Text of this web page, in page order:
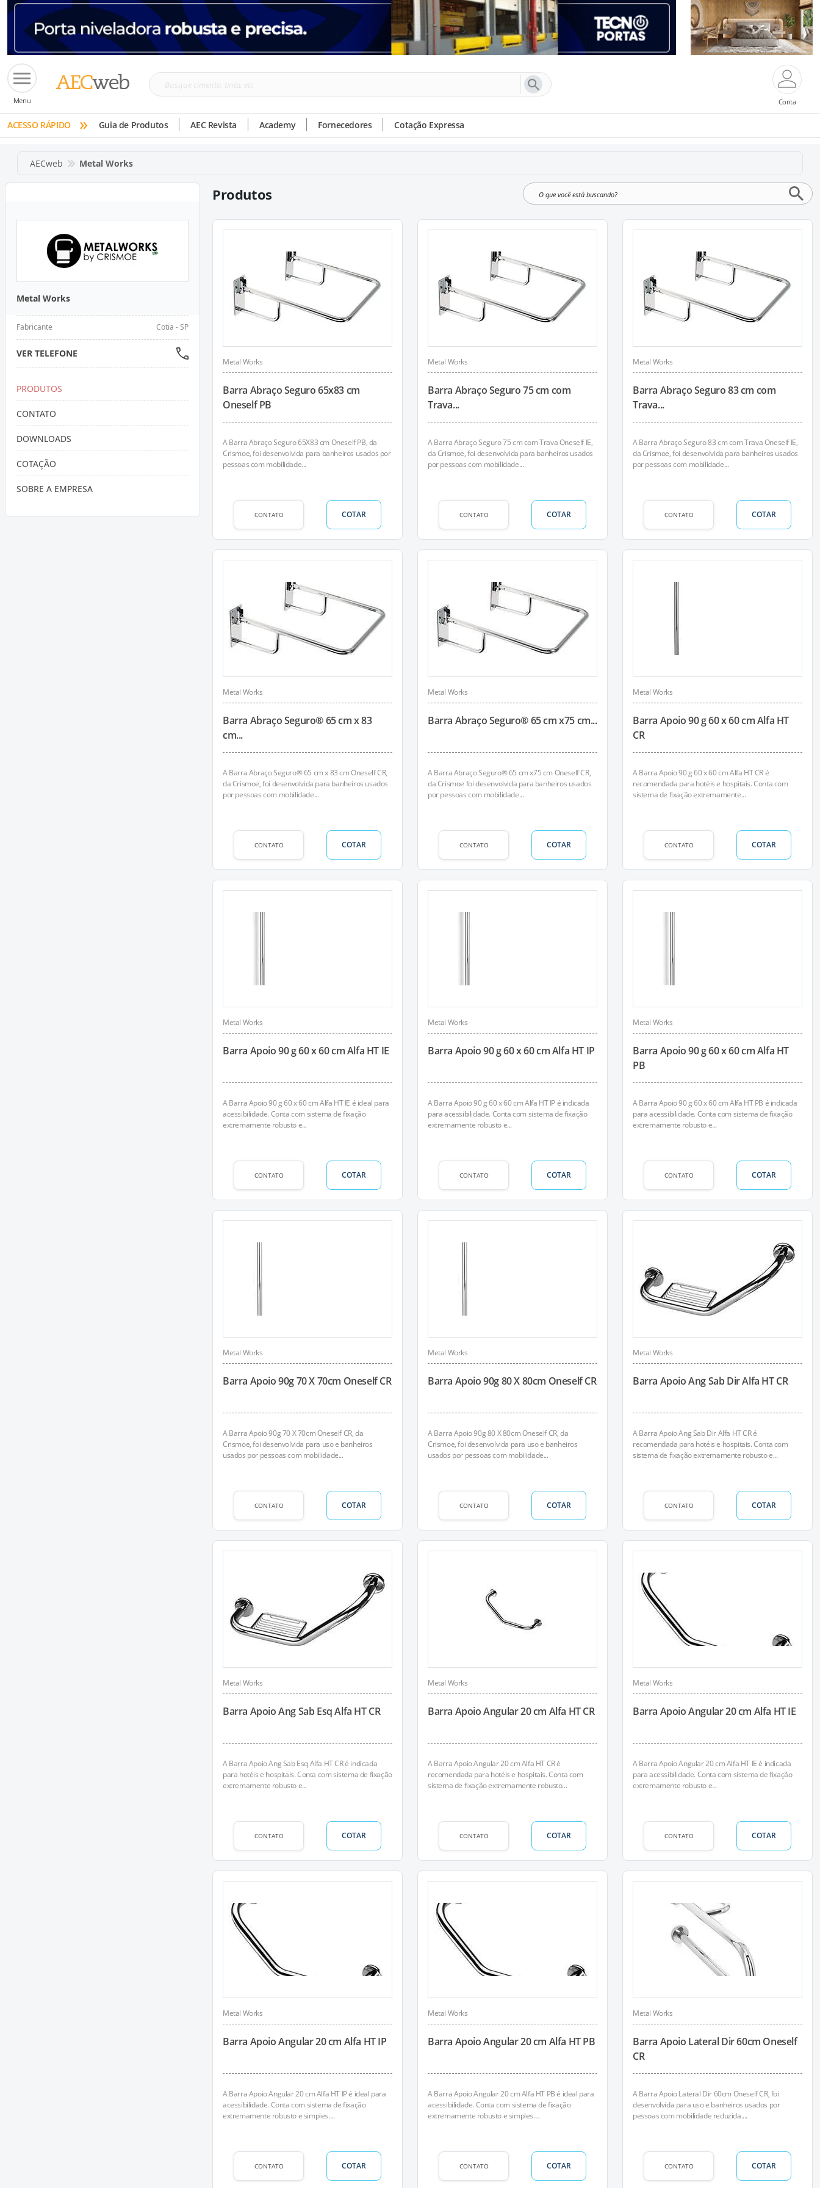
Menu
Busque
tinta,
etc
Conta
ACESSO RÁPIDO » Guia de Produtos AEC Revista Academy Fornecedores Cotação Expressa
AECweb Metal Works
Metal Works
Fabricante Cotia - SP
VER TELEFONE
PRODUTOS
CONTATO
DOWNLOADS
COTAÇÃO
SOBRE A EMPRESA
Produtos
Metal Works
Barra Abraço Seguro 65x83 cm
Oneself PB
A Barra Abraço Seguro 65X83 cm Oneself PB, da
Crismoe, foi desenvolvida para banheiros usados por
pessoas com mobilidade...
CONTATO COTAR
Metal Works
Barra Abraço Seguro 75 cm com
Trava...
A Barra Abraço Seguro 75 cm com Trava Oneself IE,
da Crismoe, foi desenvolvida para banheiros usados
por pessoas com mobilidade...
CONTATO COTAR
Metal Works
Barra Abraço Seguro 83 cm com
Trava...
A Barra Abraço Seguro 83 cm com Trava Oneself IE,
da Crismoe, foi desenvolvida para banheiros usados
por pessoas com mobilidade...
CONTATO COTAR
Metal Works
Barra Abraço Seguro® 65 cm x 83
cm...
A Barra Abraço Seguro® 65 cm x 83 cm Oneself CR,
da Crismoe, foi desenvolvida para banheiros usados
por pessoas com mobilidade...
CONTATO COTAR
Metal Works
Barra Abraço Seguro® 65 cm x75 cm...
A Barra Abraço Seguro® 65 cm x75 cm Oneself CR,
da Crismoe foi desenvolvida para banheiros usados
por pessoas com mobilidade...
CONTATO COTAR
Metal Works
Barra Apoio 90 g 60 x 60 cm Alfa HT
CR
A Barra Apoio 90 g 60 x 60 cm Alfa HT CR é
recomendada para hotéis e hospitais. Conta com
sistema de fixação extremamente...
CONTATO COTAR
Metal Works
Barra Apoio 90 g 60 x 60 cm Alfa HT IE
A Barra Apoio 90 g 60 x 60 cm Alfa HT IE é ideal para
acessibilidade. Conta com sistema de fixação
extremamente robusto e...
CONTATO COTAR
Metal Works
Barra Apoio 90 g 60 x 60 cm Alfa HT IP
A Barra Apoio 90 g 60 x 60 cm Alfa HT IP é indicada
para acessibilidade. Conta com sistema de fixação
extremamente robusto e...
CONTATO COTAR
Metal Works
Barra Apoio 90 g 60 x 60 cm Alfa HT
PB
A Barra Apoio 90 g 60 x 60 cm Alfa HT PB é indicada
para acessibilidade. Conta com sistema de fixação
extremamente robusto e...
CONTATO COTAR
Metal Works
Barra Apoio 90g 70 X 70cm Oneself CR
A Barra Apoio 90g 70 X 70cm Oneself CR, da
Crismoe, foi desenvolvida para uso e banheiros
usados por pessoas com mobilidade...
CONTATO COTAR
Metal Works
Barra Apoio 90g 80 X 80cm Oneself CR
A Barra Apoio 90g 80 X 80cm Oneself CR, da
Crismoe, foi desenvolvida para uso e banheiros
usados por pessoas com mobilidade...
CONTATO COTAR
Metal Works
Barra Apoio Ang Sab Dir Alfa HT CR
A Barra Apoio Ang Sab Dir Alfa HT CR é
recomendada para hotéis e hospitais. Conta com
sistema de fixação extremamente robusto e...
CONTATO COTAR
Metal Works
Barra Apoio Ang Sab Esq Alfa HT CR
A Barra Apoio Ang Sab Esq Alfa HT CR é indicada
para hotéis e hospitais. Conta com sistema de fixação
extremamente robusto e...
CONTATO COTAR
Metal Works
Barra Apoio Angular 20 cm Alfa HT CR
A Barra Apoio Angular 20 cm Alfa HT CR é
recomendada para hotéis e hospitais. Conta com
sistema de fixação extremamente robusto...
CONTATO COTAR
Metal Works
Barra Apoio Angular 20 cm Alfa HT IE
A Barra Apoio Angular 20 cm Alfa HT IE é indicada
para acessibilidade. Conta com sistema de fixação
extremamente robusto e...
CONTATO COTAR
Metal Works
Barra Apoio Angular 20 cm Alfa HT IP
A Barra Apoio Angular 20 cm Alfa HT IP é ideal para
acessibilidade. Conta com sistema de fixação
extremamente robusto e simples....
CONTATO COTAR
Metal Works
Barra Apoio Angular 20 cm Alfa HT PB
A Barra Apoio Angular 20 cm Alfa HT PB é ideal para
acessibilidade. Conta com sistema de fixação
extremamente robusto e simples....
CONTATO COTAR
Metal Works
Barra Apoio Lateral Dir 60cm Oneself
CR
A Barra Apoio Lateral Dir 60cm Oneself CR, foi
desenvolvida para uso e banheiros usados por
pessoas com mobilidade reduzida....
CONTATO COTAR